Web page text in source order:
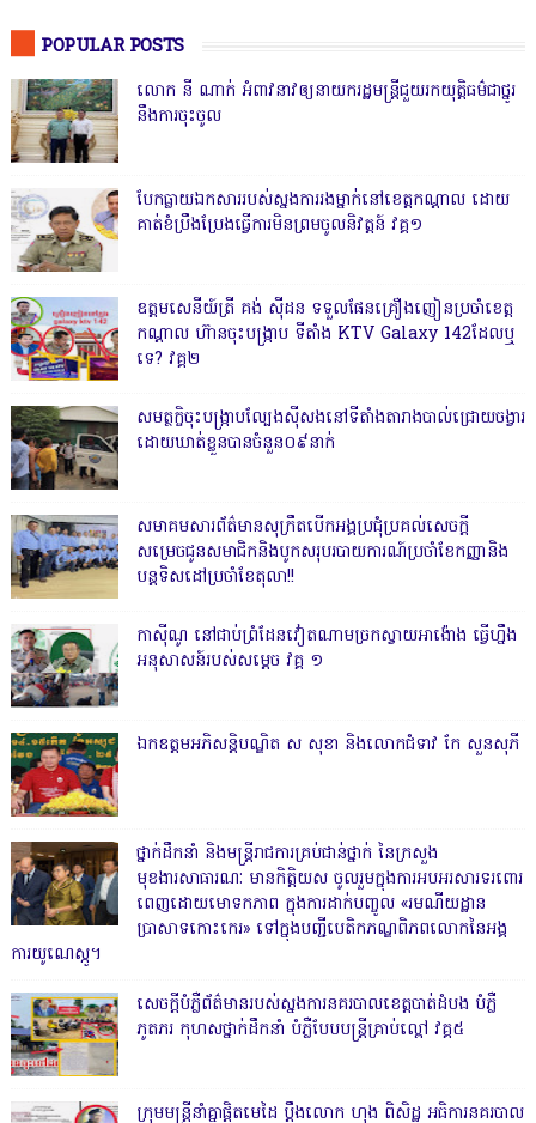
POPULAR POSTS
លោក នី ណាក់ អំពាវនាវឲ្យនាយករដ្ឋមន្ត្រីជួយរកយុត្តិធម៌ជាថ្នូរ
នឹងការចុះចូល
បែកធ្លាយឯកសាររបស់ស្នងការរងម្នាក់នៅខេត្តកណ្ដាល ដោយ
គាត់ខំប្រឹងប្រែងធ្វើការមិនព្រមចូលនិវត្តន៍ វគ្គ១
ឧត្តមសេនីយ៍ត្រី គង់ ស៊ីដន ទទួលផែនគ្រឿងញៀនប្រចាំខេត្ត
កណ្តាល ហ៊ានចុះបង្ក្រាប ទីតាំង KTV Galaxy 142ដែលឬ
ទេ? វគ្គ២
សមត្ថកិ្ចចុះបង្ក្រាបល្បែងស៊ីសងនៅទីតាំងតារាងបាល់ជ្រោយចង្វារ
ដោយឃាត់ខ្លួនបានចំនួន០៩នាក់
សមាគមសារព័ត៌មានសុក្រឹតបើកអង្គប្រជុំប្រគល់សេចក្តី
សម្រេចជូនសមាជិកនិងបូកសរុបរបាយការណ៍ប្រចាំខែកញ្ញានិង
បន្តទិសដៅប្រចាំខែតុលា!!
កាសុីណូ នៅជាប់ព្រំដែនវៀតណាមច្រកស្វាយអាង៉ោង ធ្វើហ្នឹង
អនុសាសន៍របស់សម្ដេច វគ្គ ១
ឯកឧត្តមអភិសន្តិបណ្ឌិត ស សុខា និងលោកជំទាវ កែ សួនសុភី
ថ្នាក់ដឹកនាំ និងមន្ត្រីរាជការគ្រប់ជាន់ថ្នាក់ នៃក្រសួង
មុខងារសាធារណៈ មានកិត្តិយស ចូលរួមក្នុងការអបអរសារទរពោរ
ពេញដោយមោទកភាព ក្នុងការដាក់បញ្ចូល «រមណីយដ្ឋាន
ប្រាសាទកោះកេរ» ទៅក្នុងបញ្ជីបេតិកភណ្ឌពិភពលោកនៃអង្គ
ការយូណេស្កូ។
សេចក្តីបំភ្លឺព័ត៌មានរបស់ស្នងការនគរបាលខេត្តបាត់ដំបង បំភ្លឺ
ភូតភរ កុហសថ្នាក់ដឹកនាំ បំភ្លឺបែបបន្ត្រីគ្រាប់ល្ពៅ វគ្គ៥
ក្រុមមន្ត្រីនាំគ្នាផ្ដិតមេដៃ ប្ដឹងលោក ហុង ពិសិដ្ឋ អធិការនគរបាល